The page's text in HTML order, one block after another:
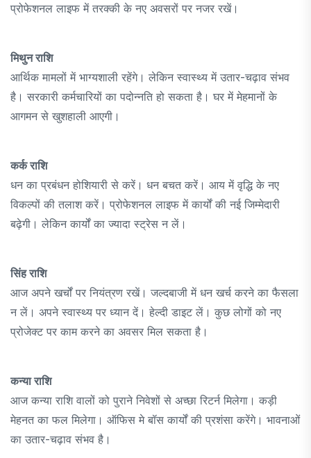
प्रोफेशनल लाइफ में तरक्की के नए अवसरों पर नजर रखें।
मिथुन राशि
आर्थिक मामलों में भाग्यशाली रहेंगे। लेकिन स्वास्थ्य में उतार-चढ़ाव संभव
है। सरकारी कर्मचारियों का पदोन्नति हो सकता है। घर में मेहमानों के
आगमन से खुशहाली आएगी।
कर्क राशि
धन का प्रबंधन होशियारी से करें। धन बचत करें। आय में वृद्धि के नए
विकल्पों की तलाश करें। प्रोफेशनल लाइफ में कार्यों की नई जिम्मेदारी
बढ़ेगी। लेकिन कार्यों का ज्यादा स्ट्रेस न लें।
सिंह राशि
आज अपने खर्चों पर नियंत्रण रखें। जल्दबाजी में धन खर्च करने का फैसला
न लें। अपने स्वास्थ्य पर ध्यान दें। हेल्दी डाइट लें। कुछ लोगों को नए
प्रोजेक्ट पर काम करने का अवसर मिल सकता है।
कन्या राशि
आज कन्या राशि वालों को पुराने निवेशों से अच्छा रिटर्न मिलेगा। कड़ी
मेहनत का फल मिलेगा। ऑफिस मे बॉस कार्यों की प्रशंसा करेंगे। भावनाओं
का उतार-चढ़ाव संभव है।